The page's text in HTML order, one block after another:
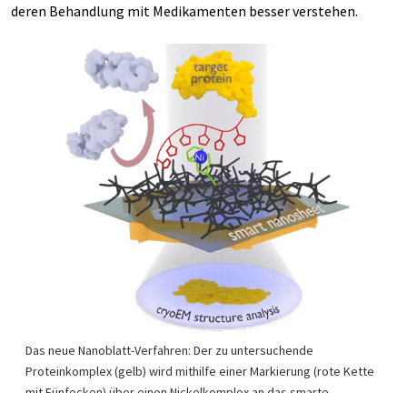
deren Behandlung mit Medikamenten besser verstehen.
Das neue Nanoblatt-Verfahren: Der zu untersuchende
Proteinkomplex (gelb) wird mithilfe einer Markierung (rote Kette